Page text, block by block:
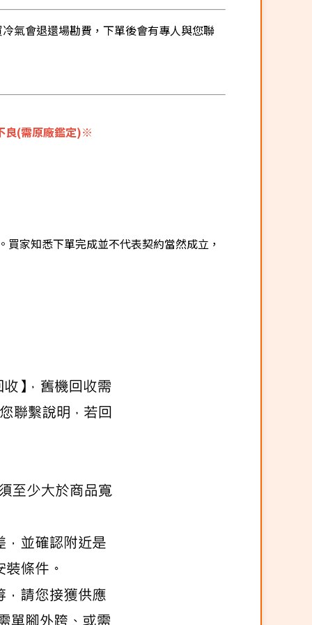
氣會退還場勘費，下單後會有專人與您聯
良(需原廠鑑定)※
家知悉下單完成並不代表契約當然成立，